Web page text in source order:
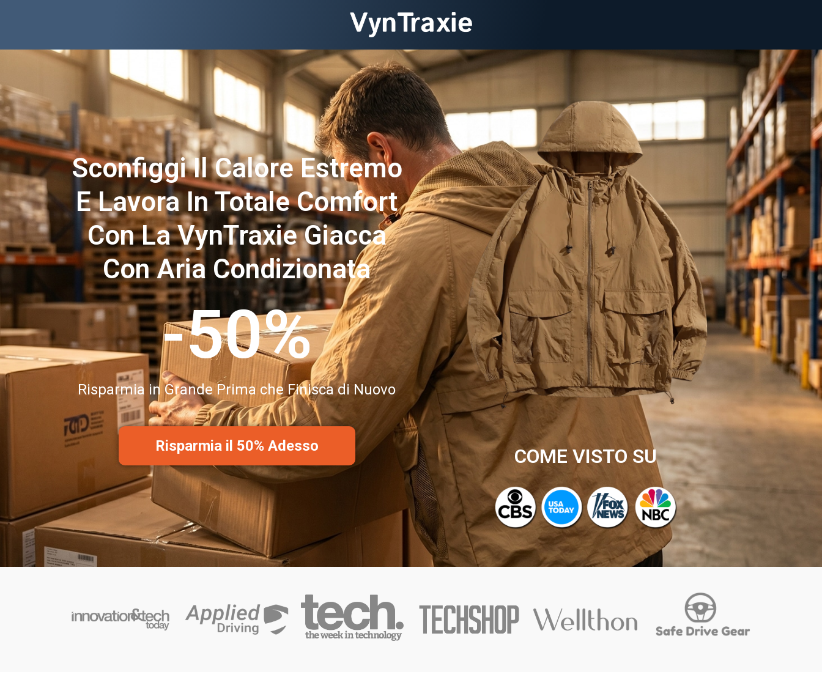
Sconfiggi Il Calore Estremo
E Lavora In Totale Comfort
Con La VynTraxie Giacca
Con Aria Condizionata
-50%
Risparmia in Grande Prima che Finisca di Nuovo
Risparmia il 50% Adesso COME VISTO SU